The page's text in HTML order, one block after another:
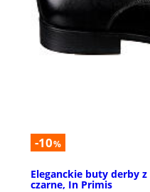
-10%
Eleganckie buty derby
czarne, In Primis